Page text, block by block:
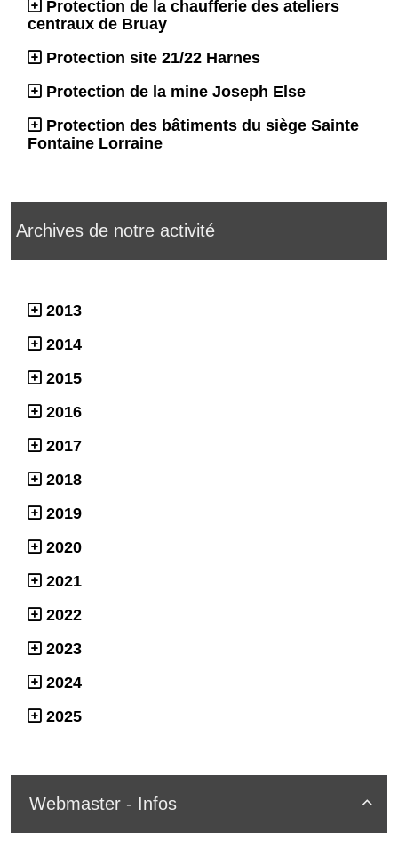
Protection de la chaufferie des ateliers
centraux de Bruay
Protection site 21/22 Harnes
Protection de la mine Joseph Else
Protection des bâtiments du siège Sainte
Fontaine Lorraine
Archives de notre activité
2013
2014
2015
2016
2017
2018
2019
2020
2021
2022
2023
2024
2025

Webmaster - Infos